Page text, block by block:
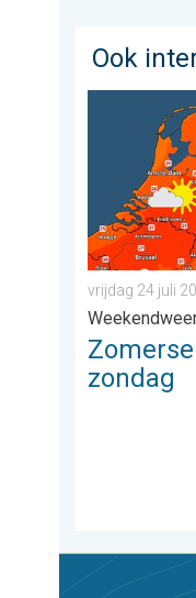
Ook
Zomerse
vrijdag 24 juli
zondag